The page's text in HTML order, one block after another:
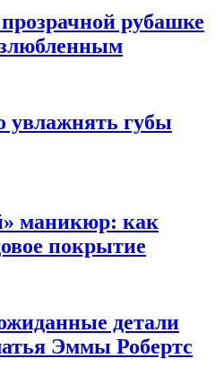
рубашке
увлажнять губы
маникюр: как
покрытие
детали
Эммы Робертс